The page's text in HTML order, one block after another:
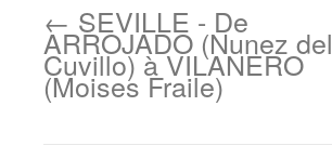
← SEVILLE - De
ARROJADO (Nunez del
Cuvillo) à VILANERO
(Moises Fraile)